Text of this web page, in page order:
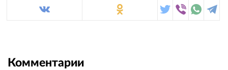
Комментарии